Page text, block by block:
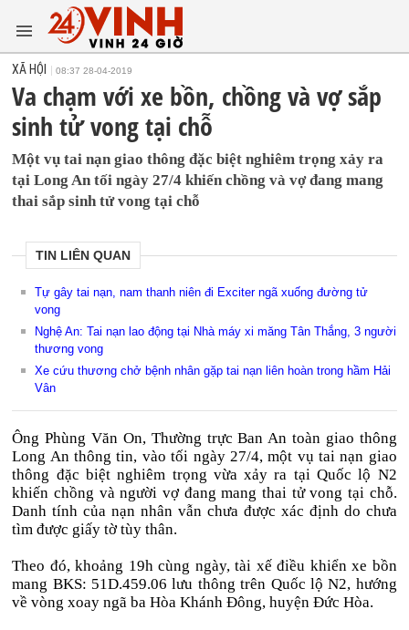
XÃ HỘI 08:37 28-04-2019
Va chạm với xe bồn, chồng và vợ sắp
sinh tử vong tại chỗ
Một vụ tai nạn giao thông đặc biệt nghiêm trọng xảy ra
tại Long An tối ngày 27/4 khiến chồng và vợ đang mang
thai sắp sinh tử vong tại chỗ
TIN LIÊN QUAN
Tự gây tai nạn, nam thanh niên đi Exciter ngã xuống đường tử
vong
Nghệ An: Tai nạn lao động tại Nhà máy xi măng Tân Thắng, 3 người
thương vong
Xe cứu thương chở bệnh nhân gặp tai nạn liên hoàn trong hầm Hải
Vân
Ông Phùng Văn On, Thường trực Ban An toàn giao thông
Long An thông tin, vào tối ngày 27/4, một vụ tai nạn giao
thông đặc biệt nghiêm trọng vừa xảy ra tại Quốc lộ N2
khiến chồng và người vợ đang mang thai tử vong tại chỗ.
Danh tính của nạn nhân vẫn chưa được xác định do chưa
tìm được giấy tờ tùy thân.
Theo đó, khoảng 19h cùng ngày, tài xế điều khiển xe bồn
mang BKS: 51D.459.06 lưu thông trên Quốc lộ N2, hướng
về vòng xoay ngã ba Hòa Khánh Đông, huyện Đức Hòa.